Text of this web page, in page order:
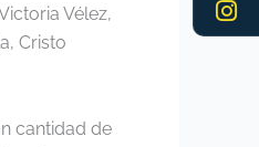
Vélez,
Cristo
cantidad de